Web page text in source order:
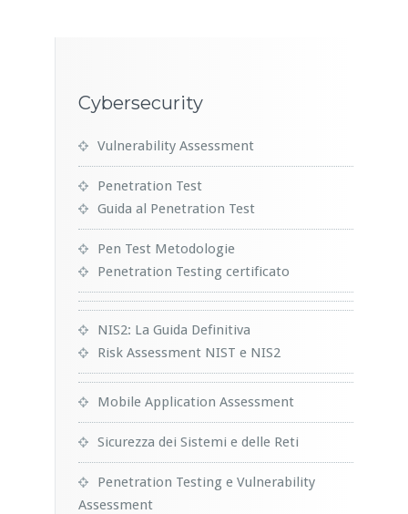
Cybersecurity
Vulnerability Assessment
Penetration Test
Guida al Penetration Test
Pen Test Metodologie
Penetration Testing certificato
NIS2: La Guida Definitiva
Risk Assessment NIST e NIS2
Mobile Application Assessment
Sicurezza dei Sistemi e delle Reti
Penetration Testing e Vulnerability
Assessment